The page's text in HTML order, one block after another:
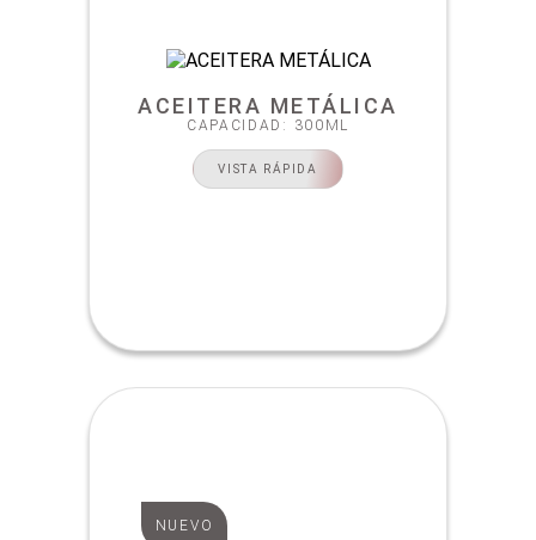
ACEITERA METÁLICA
CAPACIDAD: 300ML
VISTA RÁPIDA
NUEVO